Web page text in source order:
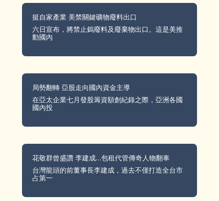
挺自家產業 美禁關鍵礦物廢料出口
六日宣布，將禁止鎢廢料及廢棄物出口。這是美推
動國內
局勢翻轉 亞股走向國內資金主導
在亞太企業七月發股籌資額創紀錄之際，亞洲各國
國內投
花敬群曾盛讚 李建成…包租代管傳奇人物翻車
台灣龍頭的前董事長李建成，過去不僅打造全台市
占第一